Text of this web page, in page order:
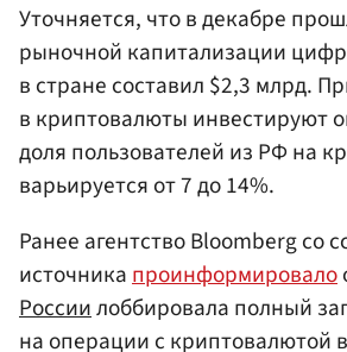
Уточняется, что в декабре
рыночной капитализации
в стране составил $2,3 млрд.
в криптовалюты инвестируют
доля пользователей из РФ на
варьируется от 7 до 14%.
Ранее агентство Bloomberg со
источникапроинформировало
Россиилоббировала полный
на операции с криптовалютой